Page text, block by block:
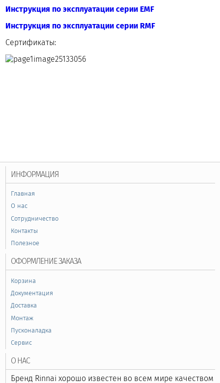
Инструкция по эксплуатации серии EMF
Инструкция по эксплуатации серии RMF
Сертификаты:
ИНФОРМАЦИЯ
Главная
О нас
Сотрудничество
Контакты
Полезное
ОФОРМЛЕНИЕ ЗАКАЗА
Корзина
Документация
Доставка
Монтаж
Пусконаладка
Сервис
О НАС
Бренд Rinnai хорошо известен во всем мире качеством